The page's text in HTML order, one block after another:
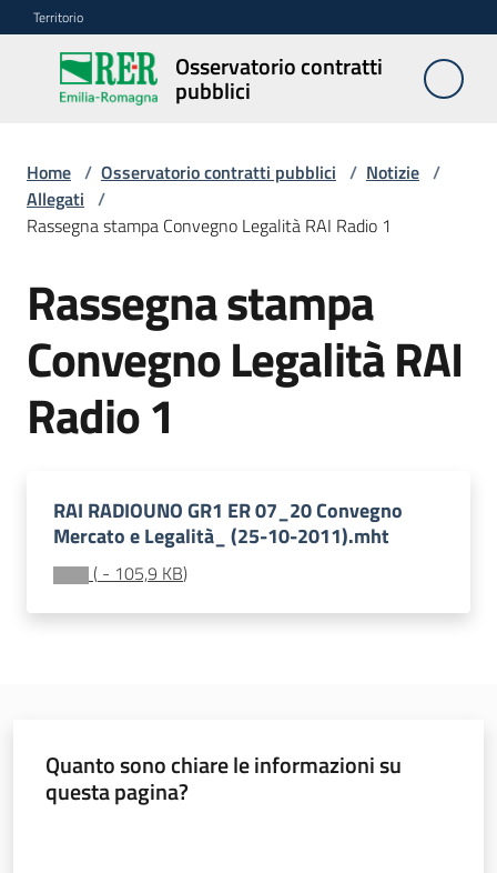
Vai al contenuto
Vai alla navigazione
Vai al footer
Territorio
Osservatorio contratti
pubblici
Osservatorio
contratti
Elenco
prezzi
SITAR
Elenco
di
Valori
agricoli
medi
Avvisi
Newsletter
Home / Osservatorio contratti pubblici / Notizie /
Allegati /
Rassegna stampa Convegno Legalità RAI Radio 1
Rassegna stampa
Convegno Legalità RAI
Radio 1
RAI RADIOUNO GR1 ER 07_20 Convegno
Mercato e Legalità_ (25-10-2011).mht
( - 105,9 KB)
Quanto sono chiare le informazioni su
questa pagina?